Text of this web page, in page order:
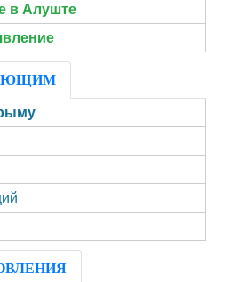
в Алуште